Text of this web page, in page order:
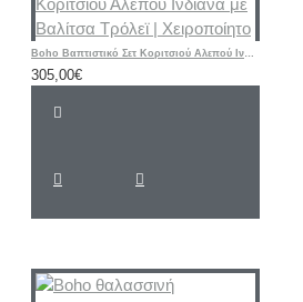
Boho Βαπτιστικό Σετ Κοριτσιού Αλεπού Ινδιάνα με Βαλίτσα Τρόλεϊ | Χειροποίητο
305,00€